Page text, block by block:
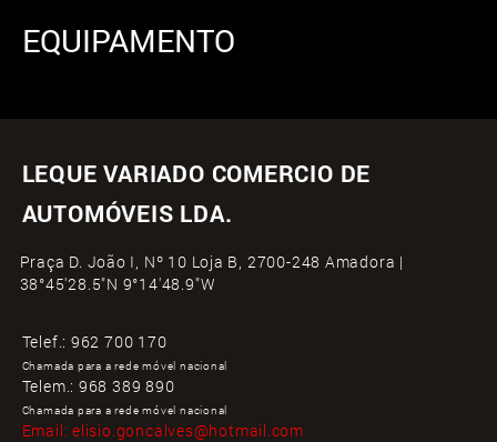
EQUIPAMENTO
LEQUE VARIADO COMERCIO DE
AUTOMÓVEIS LDA.
Praça D. João I, Nº 10 Loja B, 2700-248 Amadora |
38°45'28.5"N 9°14'48.9"W
Telef.: 962 700 170
Chamada para a rede móvel nacional
Telem.: 968 389 890
Chamada para a rede móvel nacional
Email:elisio.goncalves@hotmail.com